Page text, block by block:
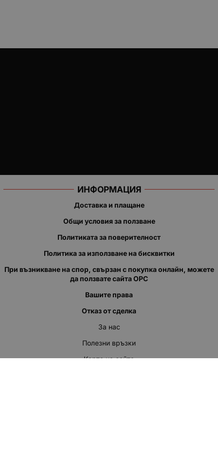
ИНФОРМАЦИЯ
Доставка и плащане
Общи условия за ползване
Политиката за поверителност
Политика за използване на бисквитки
При възникване на спор, свързан с покупка онлайн, можете
да ползвате сайта ОРС
Вашите права
Отказ от сделка
За нас
Полезни връзки
Карта на сайта